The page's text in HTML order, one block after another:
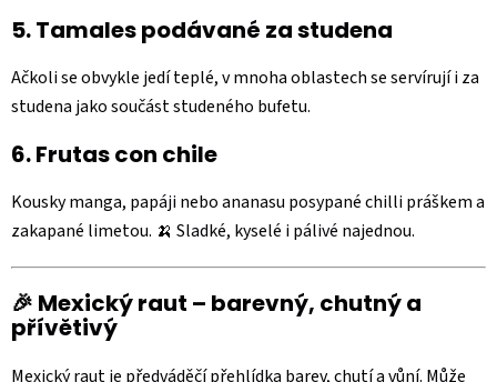
5.Tamales podávané za studena
Ačkoli se obvykle jedí teplé, v mnoha oblastech se servírují i za
studena jako součást studeného bufetu.
6.Frutas con chile
Kousky manga, papáji nebo ananasu posypané chilli práškem a
zakapané limetou. 🍌 Sladké, kyselé i pálivé najednou.
🎉 Mexický raut – barevný, chutný a
přívětivý
Mexický raut je předváděčí přehlídka barev, chutí a vůní. Může